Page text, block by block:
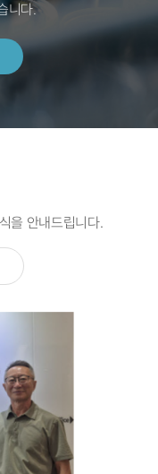
니다.
을 안내드립니다.